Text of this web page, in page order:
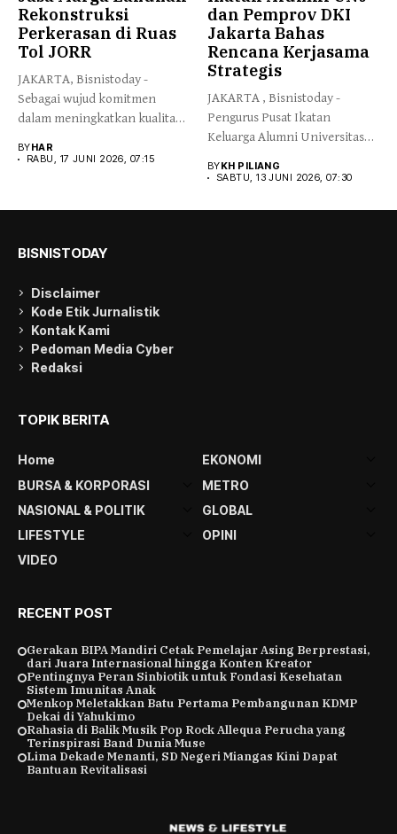
Rekonstruksi
Perkerasan di Ruas
Tol JORR
JAKARTA, Bisnistoday -
Sebagai wujud komitmen
dalam meningkatkan kualitas
berkelanjutan,...
BYHAR
RABU, 17 JUNI 2026, 07:15
dan Pemprov DKI
Jakarta Bahas
Rencana Kerjasama
Strategis
JAKARTA , Bisnistoday -
Pengurus Pusat Ikatan
Keluarga Alumni Universitas
BYKH PILIANG
SABTU, 13 JUNI 2026, 07:30
BISNISTODAY
Disclaimer
Kode Etik Jurnalistik
Kontak Kami
Pedoman Media Cyber
Redaksi
TOPIK BERITA
Home
EKONOMI
BURSA & KORPORASI
METRO
NASIONAL & POLITIK
GLOBAL
LIFESTYLE
OPINI
VIDEO
RECENT POST
Gerakan BIPA Mandiri Cetak Pemelajar Asing Berprestasi,
dari Juara Internasional hingga Konten Kreator
Pentingnya Peran Sinbiotik untuk Fondasi Kesehatan
Sistem Imunitas Anak
Menkop Meletakkan Batu Pertama Pembangunan KDMP
Dekai di Yahukimo
Rahasia di Balik Musik Pop Rock Allequa Perucha yang
Terinspirasi Band Dunia Muse
Lima Dekade Menanti, SD Negeri Miangas Kini Dapat
Bantuan Revitalisasi